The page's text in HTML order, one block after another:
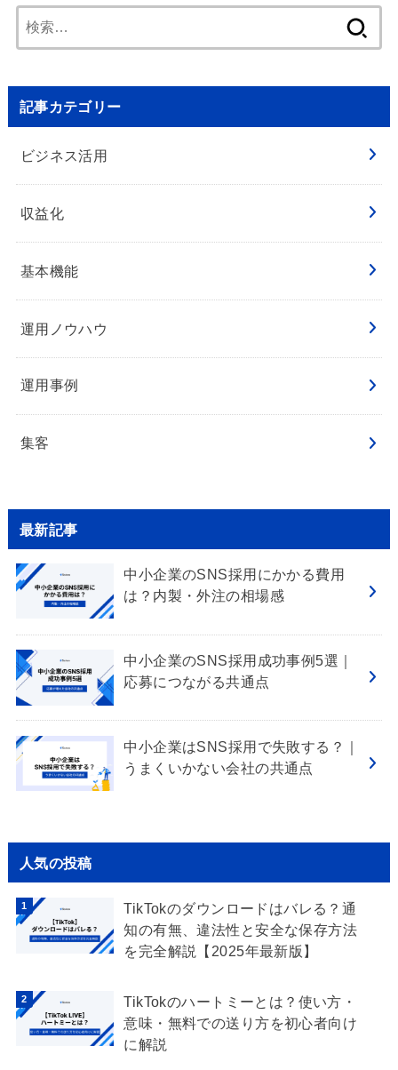
索:
記事カテゴリー
ビジネス活用
収益化
基本機能
運用ノウハウ
運用事例
集客
最新記事
中小企業のSNS採用にかかる費用
は？内製・外注の相場感
中小企業のSNS採用成功事例5選｜
応募につながる共通点
中小企業はSNS採用で失敗する？｜
うまくいかない会社の共通点
人気の投稿
TikTokのダウンロードはバレる？通
知の有無、違法性と安全な保存方法
を完全解説【2025年最新版】
TikTokのハートミーとは？使い方・
意味・無料での送り方を初心者向け
に解説